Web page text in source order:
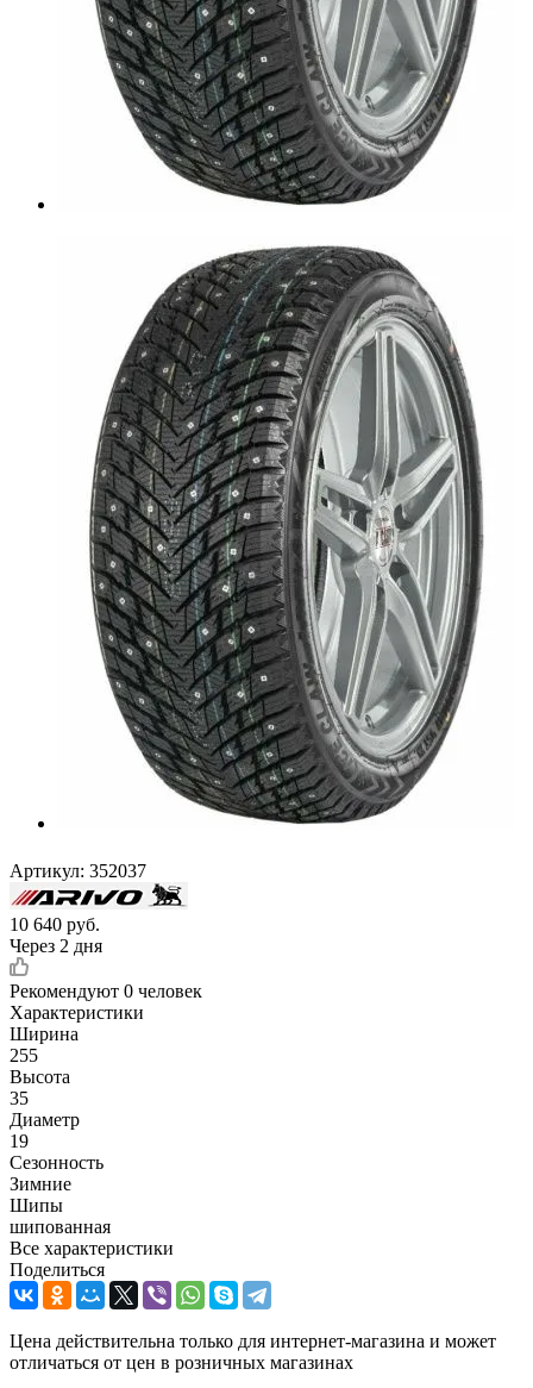
Артикул: 352037
10 640 руб.
Через 2 дня
Рекомендуют 0 человек
Характеристики
Ширина
255
Высота
35
Диаметр
19
Сезонность
Зимние
Шипы
шипованная
Все характеристики
Поделиться
Цена действительна только для интернет-магазина и может
отличаться от цен в розничных магазинах